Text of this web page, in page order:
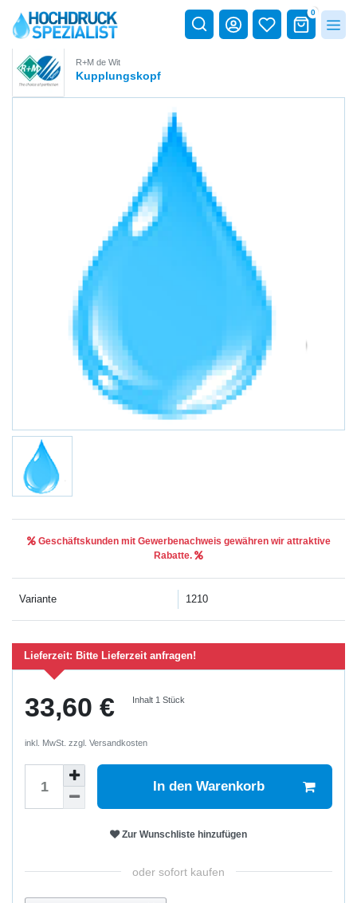
0
R+M de Wit
Kupplungskopf
Geschäftskunden mit Gewerbenachweis gewähren wir attraktive
Rabatte.
Variante 1210
Lieferzeit: Bitte Lieferzeit anfragen!
33,60 € Inhalt 1Stück
inkl. MwSt. zzgl. Versandkosten
In den Warenkorb
Zur Wunschliste hinzufügen
oder sofort kaufen